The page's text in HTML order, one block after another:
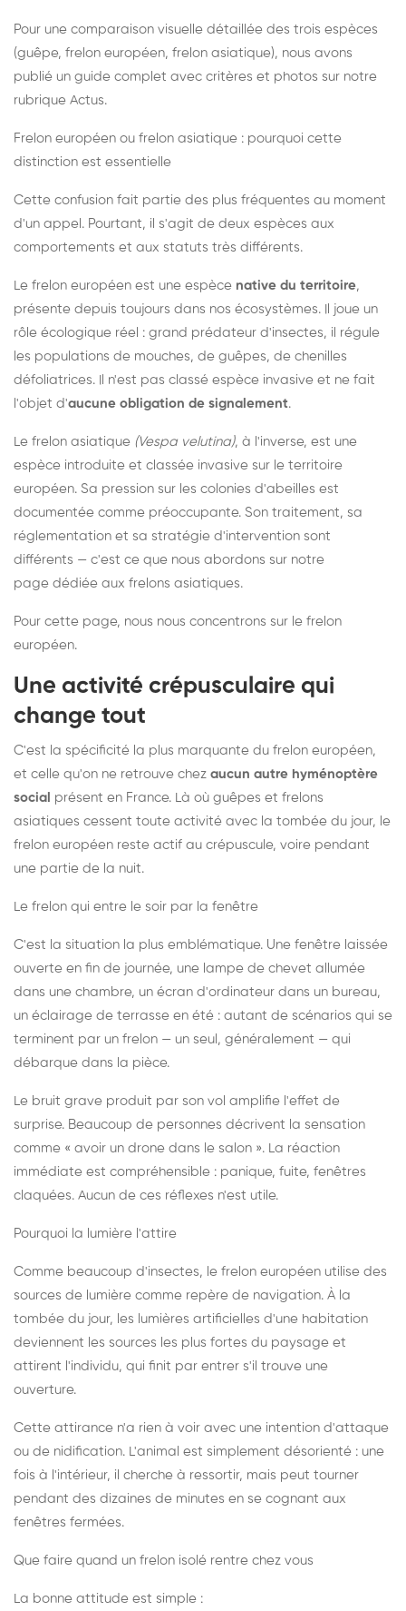
Pour une comparaison visuelle détaillée des trois espèces
(guêpe, frelon européen, frelon asiatique), nous avons
publié un guide complet avec critères et photos sur notre
rubrique Actus.
Frelon européen ou frelon asiatique : pourquoi cette
distinction est essentielle
Cette confusion fait partie des plus fréquentes au moment
d'un appel. Pourtant, il s'agit de deux espèces aux
comportements et aux statuts très différents.
Le frelon européen est une espèce native du territoire,
présente depuis toujours dans nos écosystèmes. Il joue un
rôle écologique réel : grand prédateur d'insectes, il régule
les populations de mouches, de guêpes, de chenilles
défoliatrices. Il n'est pas classé espèce invasive et ne fait
l'objet d'aucune obligation de signalement.
Le frelon asiatique (Vespa velutina), à l'inverse, est une
espèce introduite et classée invasive sur le territoire
européen. Sa pression sur les colonies d'abeilles est
documentée comme préoccupante. Son traitement, sa
réglementation et sa stratégie d'intervention sont
différents — c'est ce que nous abordons sur notre
page dédiée aux frelons asiatiques.
Pour cette page, nous nous concentrons sur le frelon
européen.
Une activité crépusculaire qui
change tout
C'est la spécificité la plus marquante du frelon européen,
et celle qu'on ne retrouve chez aucun autre hyménoptère
social présent en France. Là où guêpes et frelons
asiatiques cessent toute activité avec la tombée du jour, le
frelon européen reste actif au crépuscule, voire pendant
une partie de la nuit.
Le frelon qui entre le soir par la fenêtre
C'est la situation la plus emblématique. Une fenêtre laissée
ouverte en fin de journée, une lampe de chevet allumée
dans une chambre, un écran d'ordinateur dans un bureau,
un éclairage de terrasse en été : autant de scénarios qui se
terminent par un frelon — un seul, généralement — qui
débarque dans la pièce.
Le bruit grave produit par son vol amplifie l'effet de
surprise. Beaucoup de personnes décrivent la sensation
comme « avoir un drone dans le salon ». La réaction
immédiate est compréhensible : panique, fuite, fenêtres
claquées. Aucun de ces réflexes n'est utile.
Pourquoi la lumière l'attire
Comme beaucoup d'insectes, le frelon européen utilise des
sources de lumière comme repère de navigation. À la
tombée du jour, les lumières artificielles d'une habitation
deviennent les sources les plus fortes du paysage et
attirent l'individu, qui finit par entrer s'il trouve une
ouverture.
Cette attirance n'a rien à voir avec une intention d'attaque
ou de nidification. L'animal est simplement désorienté : une
fois à l'intérieur, il cherche à ressortir, mais peut tourner
pendant des dizaines de minutes en se cognant aux
fenêtres fermées.
Que faire quand un frelon isolé rentre chez vous
La bonne attitude est simple :